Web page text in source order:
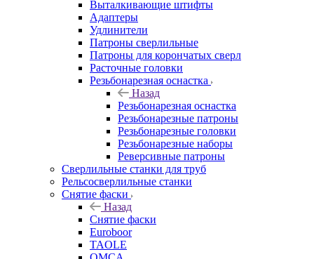
Выталкивающие штифты
Адаптеры
Удлинители
Патроны сверлильные
Патроны для корончатых сверл
Расточные головки
Резьбонарезная оснастка
Назад
Резьбонарезная оснастка
Резьбонарезные патроны
Резьбонарезные головки
Резьбонарезные наборы
Реверсивные патроны
Сверлильные станки для труб
Рельсосверлильные станки
Снятие фаски
Назад
Снятие фаски
Euroboor
TAOLE